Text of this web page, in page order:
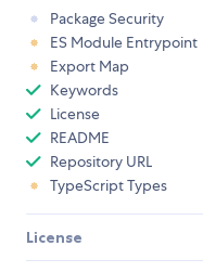
Package Security
ES Module Entrypoint
Export Map
Keywords
License
README
Repository URL
TypeScript Types
License